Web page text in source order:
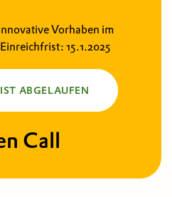
Vorhaben im
15.1.2025
ABGELAUFEN
Call